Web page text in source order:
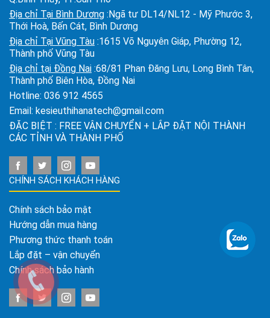
Địa chỉ Tại Bình Dương :Ngã tư DL14/NL12 - Mỹ Phước 3,
Thới Hoà, Bến Cát, Bình Dương
Địa chỉ Tại Vũng Tàu :1615 Võ Nguyên Giáp, Phường 12,
Thành phố Vũng Tàu
Địa chỉ tại Đồng Nai :68/81 Phan Đăng Lưu, Long Bình Tân,
Thành phố Biên Hòa, Đồng Nai
Hotline: 036 912 4565
Email: kesieuthihanatech@gmail.com
ĐẶC BIỆT : FREE VẬN CHUYỂN + LẮP ĐẶT NỘI THÀNH
CÁC TỈNH VÀ THÀNH PHỐ
CHÍNH SÁCH KHÁCH HÀNG
Chính sách bảo mật
Hướng dẫn mua hàng
Phương thức thanh toán
Lắp đặt – vận chuyển
Chính sách bảo hành